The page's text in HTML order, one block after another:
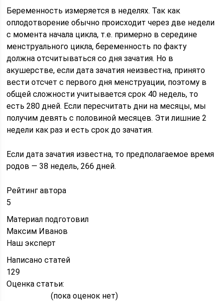
Беременность измеряется в неделях. Так как
оплодотворение обычно происходит через две недели
с момента начала цикла, т.е. примерно в середине
менструального цикла, беременность по факту
должна отсчитываться со дня зачатия. Но в
акушерстве, если дата зачатия неизвестна, принято
вести отсчет с первого дня менструации, поэтому в
общей сложности учитывается срок 40 недель, то
есть 280 дней. Если пересчитать дни на месяцы, мы
получим девять с половиной месяцев. Эти лишние 2
недели как раз и есть срок до зачатия.
Если дата зачатия известна, то предполагаемое время
родов — 38 недель, 266 дней.
Рейтинг автора
5
Материал подготовил
Максим Иванов
Наш эксперт
Написано статей
129
Оценка статьи:
(пока оценок нет)